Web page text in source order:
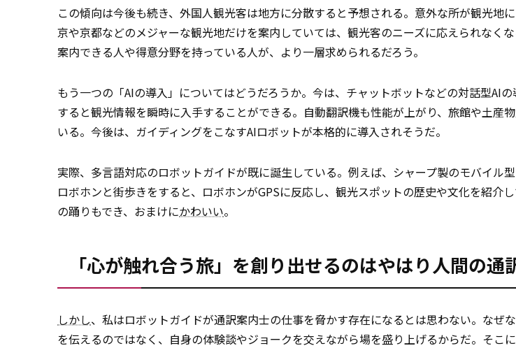
この傾向は今後も続き、外国人観光客は地方に分散すると予想される。意外な所が観光地
京や京都などのメジャーな観光地だけを案内していては、観光客のニーズに応えられなく
案内できる人や得意分野を持っている人が、より一層求められるだろう。
もう一つの「AIの導入」についてはどうだろうか。今は、チャットボットなどの対話型AI
すると観光情報を瞬時に入手することができる。自動翻訳機も性能が上がり、旅館や土産
いる。今後は、ガイディングをこなすAIロボットが本格的に導入されそうだ。
実際、多言語対応のロボットガイドが既に誕生している。例えば、シャープ製のモバイル
ロボホンと街歩きをすると、ロボホンがGPSに反応し、観光スポットの歴史や文化を紹介
の踊りもでき、おまけにかわいい。
「心が触れ合う旅」を創り出せるのはやはり人間の通
しかし、私はロボットガイドが通訳案内士の仕事を脅かす存在になるとは思わない。なぜ
を伝えるのではなく、自身の体験談やジョークを交えながら場を盛り上げるからだ。そこ